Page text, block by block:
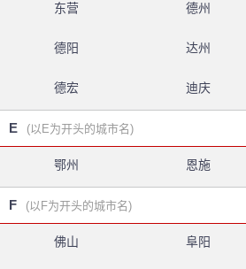
东营 德州
德阳 达州
德宏 迪庆
E (以E为开头的城市名)
鄂州 恩施
F (以F为开头的城市名)
佛山 阜阳